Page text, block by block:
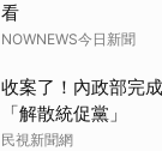
看
NOWNEWS今日新聞
收案了！內政部完
「解散統促黨」
民視新聞網